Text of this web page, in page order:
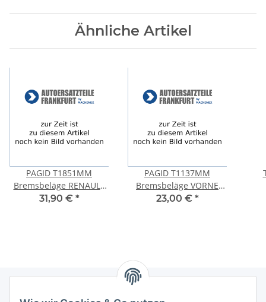
Ähnliche Artikel
PAGID T1851MM
Bremsbeläge RENAULT
CLIO GRAND SCÉNIC
31,90 € *
PAGID T1137MM
Bremsbeläge VORNE
CITROEN SAXO XSARA ,
23,00 € *